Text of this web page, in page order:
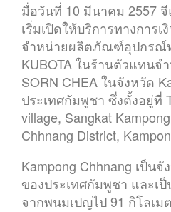
มื่อวันที่ 10 มีนาคม 2557
เริ่มเปิดให้บริการทางการ
จำหน่ายผลิตภัณฑ์อุปกรณ์
KUBOTA ในร้านตัวแทนจ
SORN CHEA ในจังหวัด
ประเทศกัมพูชา ซึ่งตั้งอยู่ที่
village, Sangkat
Chhnang District,
Kampong Chhnang เป็น
ของประเทศกัมพูชา และเ
จากพนมเปญไป 91 กิโลเม